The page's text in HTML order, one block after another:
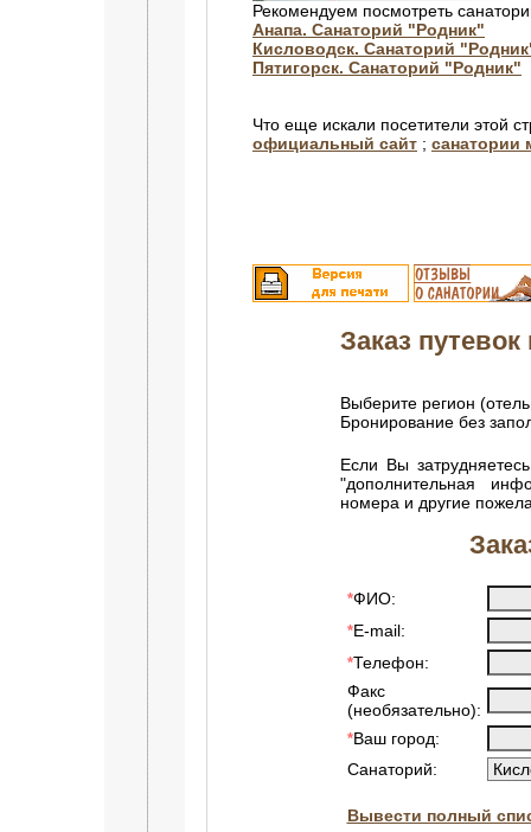
Рекомендуем посмотреть
Анапа. Санаторий "Родник"
Кисловодск. Санаторий
Пятигорск. Санаторий "Родник"
Что еще искали посетители этой
официальный сайт ; санатории
Заказ путевок
Выберите регион
Бронирование без
Если Вы
"дополнительная
номера и другие
*ФИО:
*E-mail:
*Телефон:
Факс
(необязательно):
*Ваш город:
Санаторий:
Вывести полный